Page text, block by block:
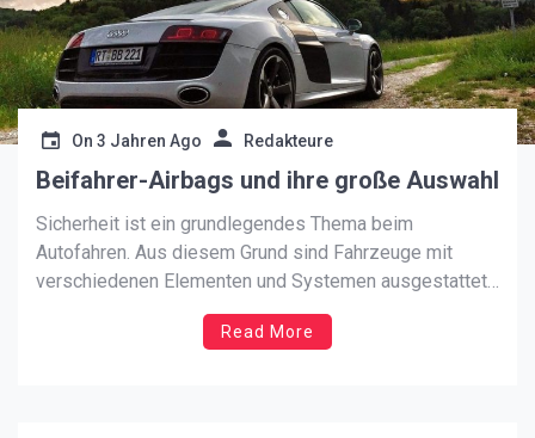
On 3 Jahren Ago Redakteure
Beifahrer-Airbags und ihre große Auswahl
Sicherheit ist ein grundlegendes Thema beim
Autofahren. Aus diesem Grund sind Fahrzeuge mit
verschiedenen Elementen und Systemen ausgestattet,
die dafür verantwortlich sind, dem Fahrer und den
Passagieren im Falle einer Kollision, eines Unfalls oder
Read More